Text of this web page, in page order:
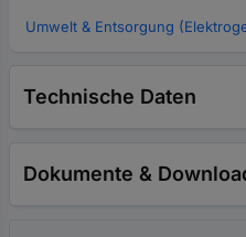
Umwelt & Entsorgung
Technische Daten
Dokumente &